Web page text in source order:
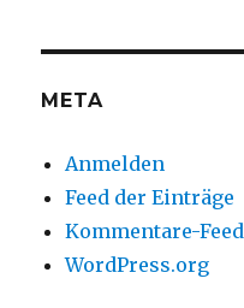
META
Anmelden
Feed der Einträge
Kommentare-Feed
WordPress.org